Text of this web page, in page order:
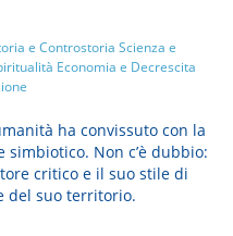
e Controstoria Scienza e
Economia e Decrescita
ha convissuto con la
Non c’è dubbio:
critico e il suo stile di
del suo territorio.